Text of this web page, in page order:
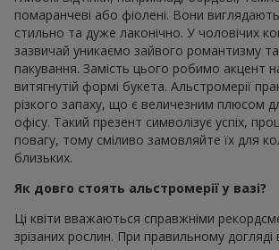
помаранчеві або фіолені. Вони
стильно та дуже лаконічно. У чоловічих
зазвичай уникаємо зайвого романтизму
пакування. Замість цього робимо акцент на
витягнутій формі букета. Альстромерії
різкого запаху, що є величезним плюсом
офісу. Такий презент символізує успіх,
повагу, тому сміливо замовляйте їх для
близьких.
Як довго стоять альстромерії у вазі?
Ці квіти вважаються справжніми
зрізаних рослин. При правильному догляді